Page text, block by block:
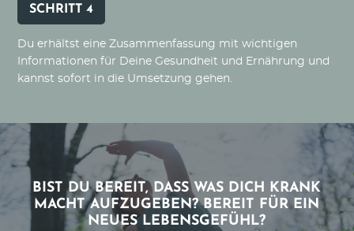
SCHRITT 4
Du erhältst eine Zusammenfassung mit wichtigen
Informationen für Deine Gesundheit und Ernährung und
kannst sofort in die Umsetzung gehen.
BIST DU BEREIT, DASS WAS DICH KRANK
MACHT AUFZUGEBEN? BEREIT FÜR EIN
NEUES LEBENSGEFÜHL?